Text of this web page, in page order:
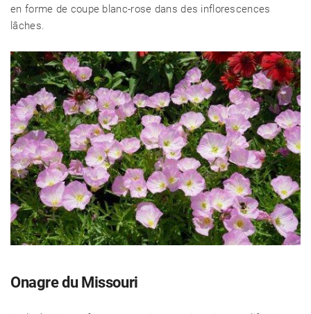
en forme de coupe blanc-rose dans des inflorescences
lâches.
Onagre du Missouri